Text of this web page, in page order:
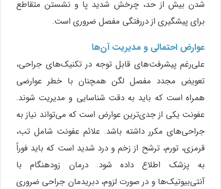
شدن بیش از حد، چرخش شدید پا و نشستن متقاطع
برای پیشگیری از دررفتگی مفصل ضروری است.
عوارض احتمالی و مدیریت آن‌ها
علی‌رغم پیشرفت‌های قابل توجه در تکنیک‌های جراحی،
تعویض مجدد مفصل لگن همچنان با خطر عوارضی
همراه است که باید به دقت شناسایی و مدیریت شوند.
عفونت یکی از جدی‌ترین عوارض است که می‌تواند نیاز به
جراحی‌های مکرر داشته باشد. علائم عفونت شامل تب،
قرمزی، تورم، ترشح از زخم و درد شدید است که باید فوراً
به پزشک اطلاع داده شود. درمان زودهنگام با
آنتی‌بیوتیک‌ها و در صورت لزوم، دبریدمان جراحی ضروری